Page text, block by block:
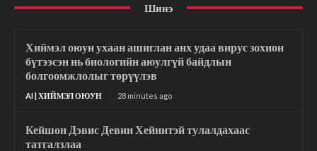
Шинэ
Хиймэл оюун ухаан ашиглан анх удаа вирус зохион
бүтээсэн нь биологийн аюулгүй байдлын
болгоомжлолыг төрүүлэв
AI | ХИЙМЭЛ ОЮУН 28 minutes ago
Кейшон Дэвис Девин Хейнитэй тулалдахаас
татгалзлаа